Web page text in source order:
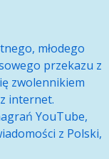
młodego
przekazu z
zwolennikiem
internet.
YouTube,
z Polski,